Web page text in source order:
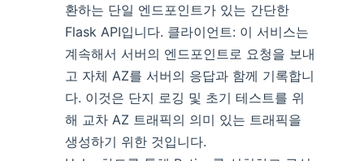
환하는 단일 엔드포인트가 있는 간단한
Flask API입니다. 클라이언트: 이 서비스는
계속해서 서버의 엔드포인트로 요청을 보내
고 자체 AZ를 서버의 응답과 함께 기록합니
다. 이것은 단지 로깅 및 초기 테스트를 위
해 교차 AZ 트래픽의 의미 있는 트래픽을
생성하기 위한 것입니다.